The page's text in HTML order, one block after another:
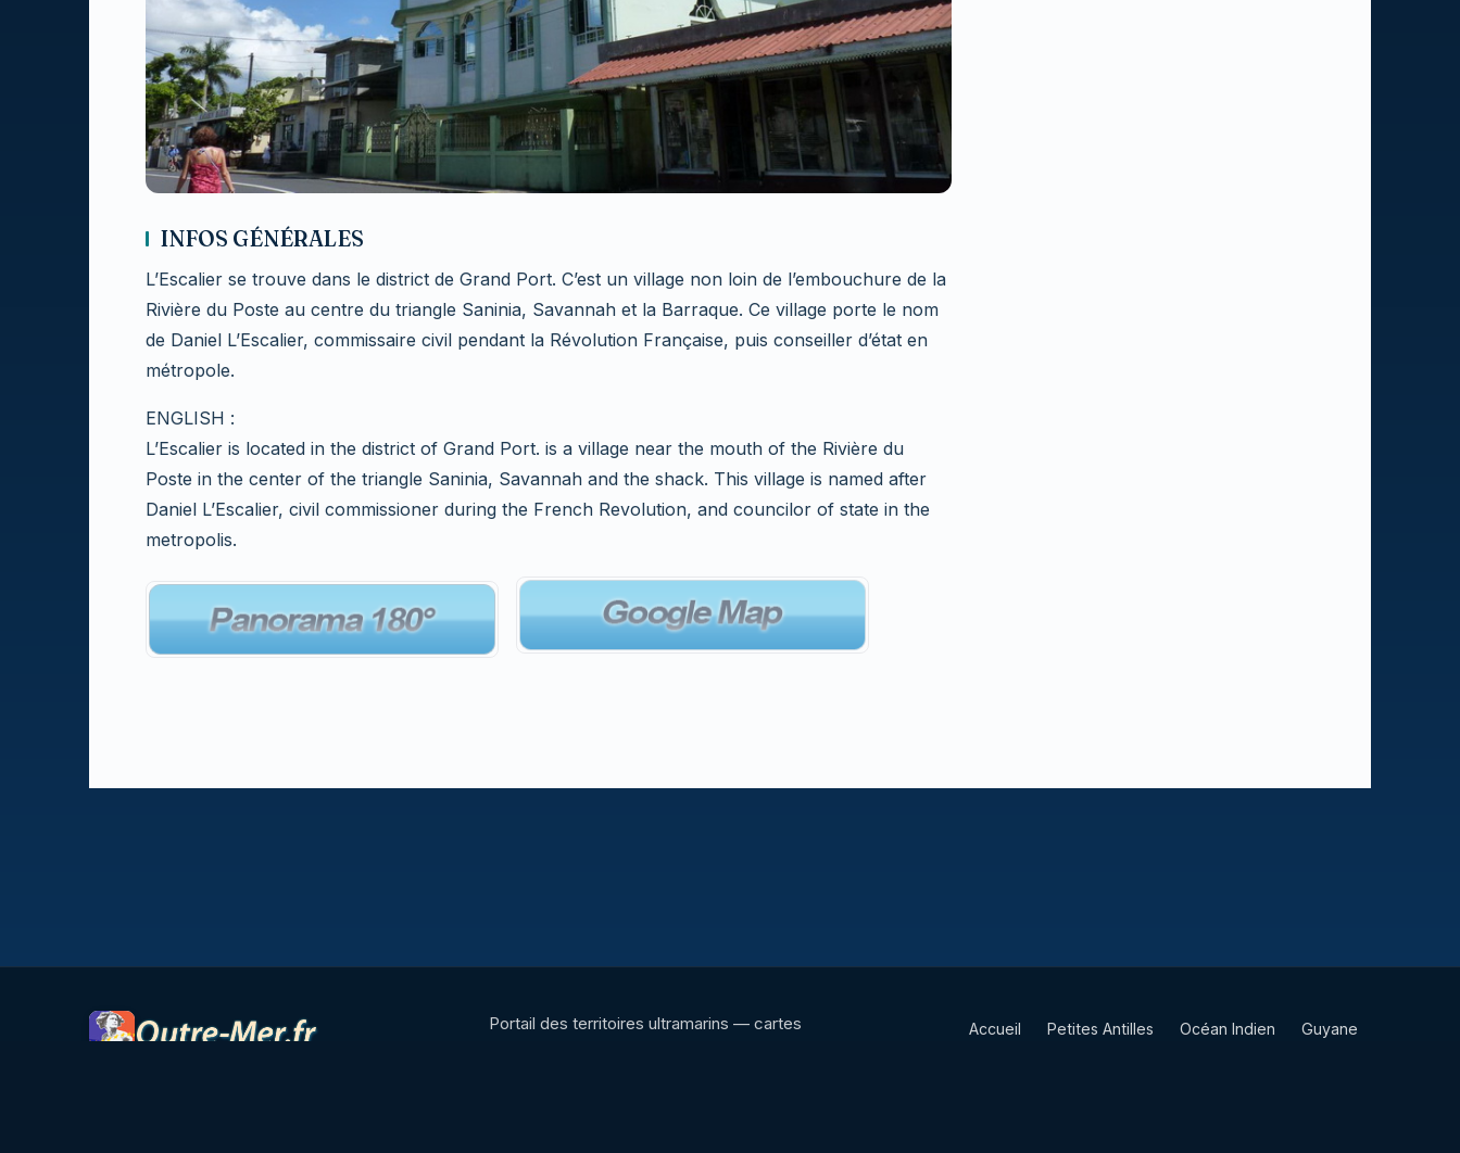
INFOS GÉNÉRALES
L’Escalier se trouve dans le district de Grand Port. C’est un village non loin de l’embouchure de la
Rivière du Poste au centre du triangle Saninia, Savannah et la Barraque. Ce village porte le nom
de Daniel L’Escalier, commissaire civil pendant la Révolution Française, puis conseiller d’état en
métropole.
ENGLISH :
L’Escalier is located in the district of Grand Port. is a village near the mouth of the Rivière du
Poste in the center of the triangle Saninia, Savannah and the shack. This village is named after
Daniel L’Escalier, civil commissioner during the French Revolution, and councilor of state in the
metropolis.
Portail des territoires ultramarins — cartes
Accueil Petites Antilles Océan Indien
Guyane